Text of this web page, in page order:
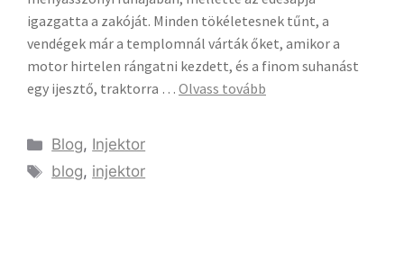
igazgatta a zakóját. Minden tökéletesnek tűnt, a
vendégek már a templomnál várták őket, amikor a
motor hirtelen rángatni kezdett, és a finom suhanást
egy ijesztő, traktorra … Olvass tovább
Blog, Injektor
blog, injektor